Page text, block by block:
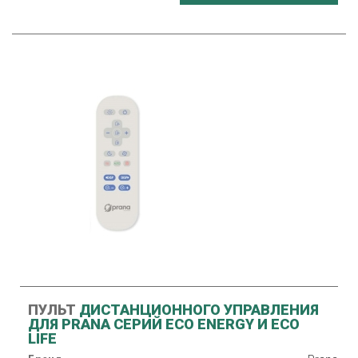
ПУЛЬТ ДИСТАНЦИОННОГО УПРАВЛЕНИЯ
ДЛЯ PRANA СЕРИЙ ECO ENERGY И ECO
LIFE